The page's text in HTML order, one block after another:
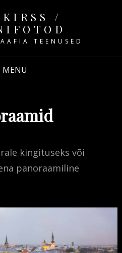
/
TEENUSED
MENU
kingituseks või
panoraamiline